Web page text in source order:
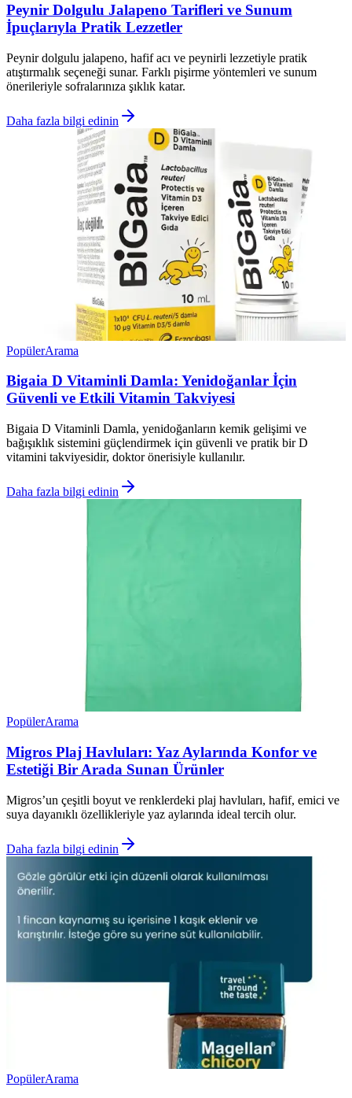
Peynir Dolgulu Jalapeno Tarifleri ve Sunum
İpuçlarıyla Pratik Lezzetler
Peynir dolgulu jalapeno, hafif acı ve peynirli lezzetiyle pratik
atıştırmalık seçeneği sunar. Farklı pişirme yöntemleri ve sunum
önerileriyle sofralarınıza şıklık katar.
Daha fazla bilgi edinin
PopülerArama
Bigaia D Vitaminli Damla: Yenidoğanlar İçin
Güvenli ve Etkili Vitamin Takviyesi
Bigaia D Vitaminli Damla, yenidoğanların kemik gelişimi ve
bağışıklık sistemini güçlendirmek için güvenli ve pratik bir D
vitamini takviyesidir, doktor önerisiyle kullanılır.
Daha fazla bilgi edinin
PopülerArama
Migros Plaj Havluları: Yaz Aylarında Konfor ve
Estetiği Bir Arada Sunan Ürünler
Migros’un çeşitli boyut ve renklerdeki plaj havluları, hafif, emici ve
suya dayanıklı özellikleriyle yaz aylarında ideal tercih olur.
Daha fazla bilgi edinin
PopülerArama